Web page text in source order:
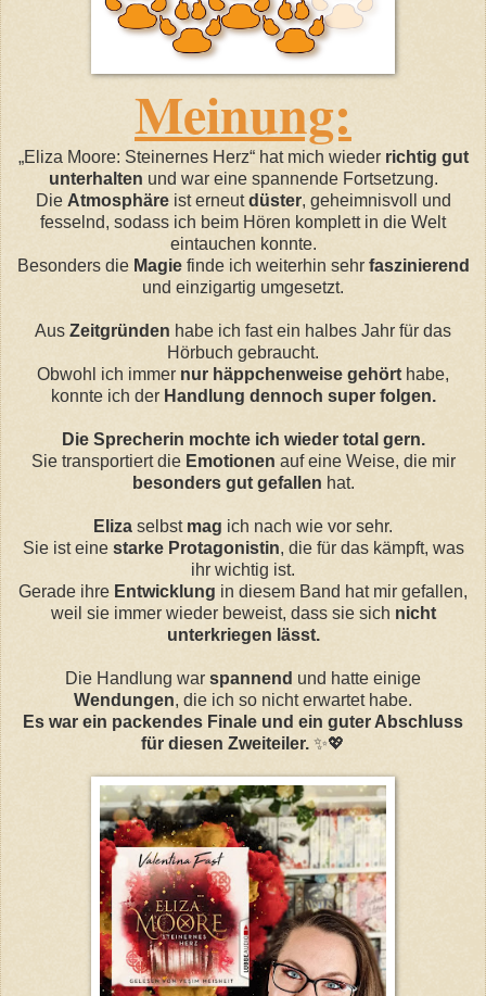
Meinung:
„Eliza Moore: Steinernes Herz“ hat mich wieder richtig gut
unterhalten und war eine spannende Fortsetzung.
Die Atmosphäre ist erneutdüster, geheimnisvoll und
fesselnd, sodass ich beim Hören komplett in die Welt
eintauchen konnte.
Besonders die Magie finde ich weiterhin sehr faszinierend
und einzigartig umgesetzt.
Aus Zeitgründen habe ich fast ein halbes Jahr für das
Hörbuch gebraucht.
Obwohl ich immer nur häppchenweise gehört habe,
konnte ich der Handlung dennoch super folgen.
Die Sprecherin mochte ich wieder total gern.
Sie transportiert die Emotionen auf eine Weise, die mir
besonders gut gefallen hat.
Eliza selbst mag ich nach wie vor sehr.
Sie ist eine starke Protagonistin, die für das kämpft, was
ihr wichtig ist.
Gerade ihre Entwicklung in diesem Band hat mir gefallen,
weil sie immer wieder beweist, dass sie sich nicht
unterkriegen lässt.
Die Handlung war spannend und hatte einige
Wendungen, die ich so nicht erwartet habe.
Es war ein packendes Finale und ein guter Abschluss
für diesen Zweiteiler. ✨💖